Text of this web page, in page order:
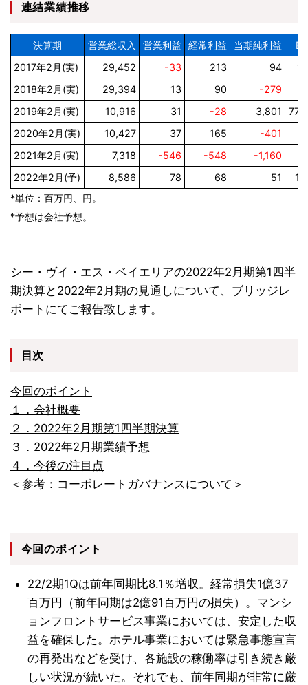
連結業績推移
決算期 営業総収入 営業利益 経常利益 当期純利益
2017年2月(実)
29,452 -33 213 94
2018年2月(実)
29,394 13 90
-279
2019年2月(実)
10,916 31 -28 3,801
2020年2月(実)
10,427 37 165
-401
2021年2月(実)
7,318 -546 -548
-1,160
2022年2月(予)
8,586 78 68 51
*単位：百万円、円。
*予想は会社予想。
シー・ヴイ・エス・ベイエリアの2022年2月期第1四半
期決算と2022年2月期の見通しについて、ブリッジレ
ポートにてご報告致します。
目次
今回のポイント
１．会社概要
２．2022年2月期第1四半期決算
３．2022年2月期業績予想
４．今後の注目点
＜参考：コーポレートガバナンスについて＞
今回のポイント
22/2期1Qは前年同期比8.1％増収。経常損失1億37
百万円（前年同期は2億91百万円の損失）。マンシ
ョンフロントサービス事業においては、安定した収
益を確保した。ホテル事業においては緊急事態宣言
の再発出などを受け、各施設の稼働率は引き続き厳
しい状況が続いた。それでも、前年同期が非常に厳